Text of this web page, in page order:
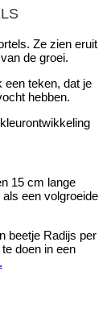
Ze zien eruit
de groei.
een teken, dat je
hebben.
15 cm lange
een volgroeide
beetje Radijs per
doen in een